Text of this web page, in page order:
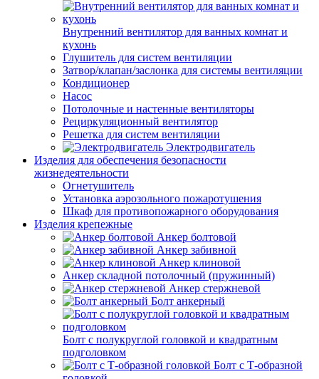
Внутренний вентилятор для ванных комнат и
кухонь
Глушитель для систем вентиляции
Затвор/клапан/заслонка для системы вентиляции
Кондиционер
Насос
Потолочные и настенные вентиляторы
Рециркуляционный вентилятор
Решетка для систем вентиляции
Электродвигатель
Изделия для обеспечения безопасности
жизнедеятельности
Огнетушитель
Установка аэрозольного пожаротушения
Шкаф для противопожарного оборудования
Изделия крепежные
Анкер болтовой
Анкер забивной
Анкер клиновой
Анкер складной потолочный (пружинный)
Анкер стержневой
Болт анкерный
Болт с полукруглой головкой и квадратным
подголовком
Болт с Т-образной